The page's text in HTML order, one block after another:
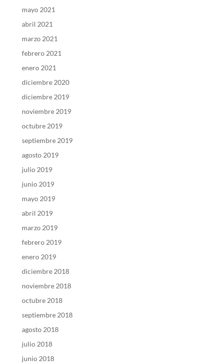
mayo 2021
abril 2021
marzo 2021
febrero 2021
enero 2021
diciembre 2020
diciembre 2019
noviembre 2019
octubre 2019
septiembre 2019
agosto 2019
julio 2019
junio 2019
mayo 2019
abril 2019
marzo 2019
febrero 2019
enero 2019
diciembre 2018
noviembre 2018
octubre 2018
septiembre 2018
agosto 2018
julio 2018
junio 2018